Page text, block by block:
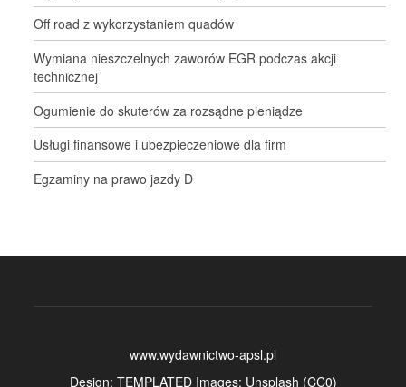
Off road z wykorzystaniem quadów
Wymiana nieszczelnych zaworów EGR podczas akcji
technicznej
Ogumienie do skuterów za rozsądne pieniądze
Usługi finansowe i ubezpieczeniowe dla firm
Egzaminy na prawo jazdy D
www.wydawnictwo-apsl.pl
Design: TEMPLATEDImages: Unsplash (CC0)